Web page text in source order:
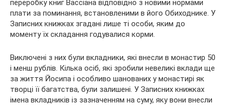
переробку книг Вассіана відповідно з новими нормами
плати за поминання, встановленими в його Обиходнике. У
Записних книжках згадані лише ті особи, яким до
моменту їх складання годувалися корми.
Виключені з них були вкладники, які внесли в монастир 50
і менш рублів. Кілька осіб, які зробили невеликі вклади ще
за життя Йосипа і особливо шанованих у монастирі як
творці її багатства, були залишені. У Записних книжках
імена вкладників із зазначенням на суму, яку вони внесли